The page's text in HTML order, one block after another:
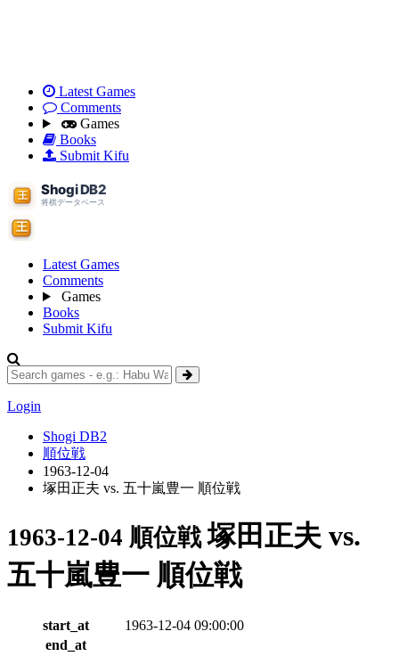
Latest Games
Comments
Games
Books
Submit Kifu
Latest Games
Comments
Games
Books
Submit Kifu
Login
Shogi DB2
順位戦
1963-12-04
塚田正夫 vs. 五十嵐豊一 順位戦
1963-12-04 順位戦塚田正夫 vs.
五十嵐豊一 順位戦
start_at
1963-12-04 09:00:00
end_at